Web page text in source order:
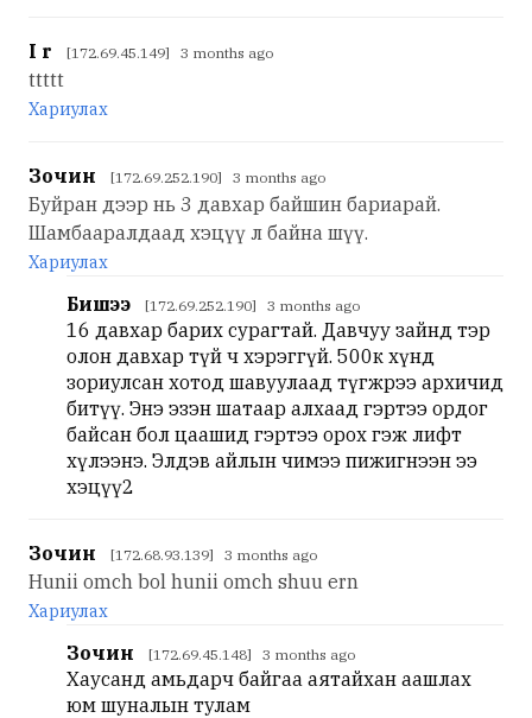
I r [172.69.45.149] 3 months ago
ttttt
Хариулах
Зочин [172.69.252.190] 3 months ago
Буйран дээр нь 3 давхар байшин бариарай.
Шамбааралдаад хэцүү л байна шүү.
Хариулах
Бишээ [172.69.252.190] 3 months ago
16 давхар барих сурагтай. Давчуу зайнд тэр
олон давхар түй ч хэрэггүй. 500к хүнд
зориулсан хотод шавуулаад түгжрээ архичид
битүү. Энэ эзэн шатаар алхаад гэртээ ордог
байсан бол цаашид гэртээ орох гэж лифт
хүлээнэ. Элдэв айлын чимээ пижигнээн ээ
хэцүү2
Зочин [172.68.93.139] 3 months ago
Hunii omch bol hunii omch shuu ern
Хариулах
Зочин [172.69.45.148] 3 months ago
Хаусанд амьдарч байгаа аятайхан аашлах
юм шуналын тулам